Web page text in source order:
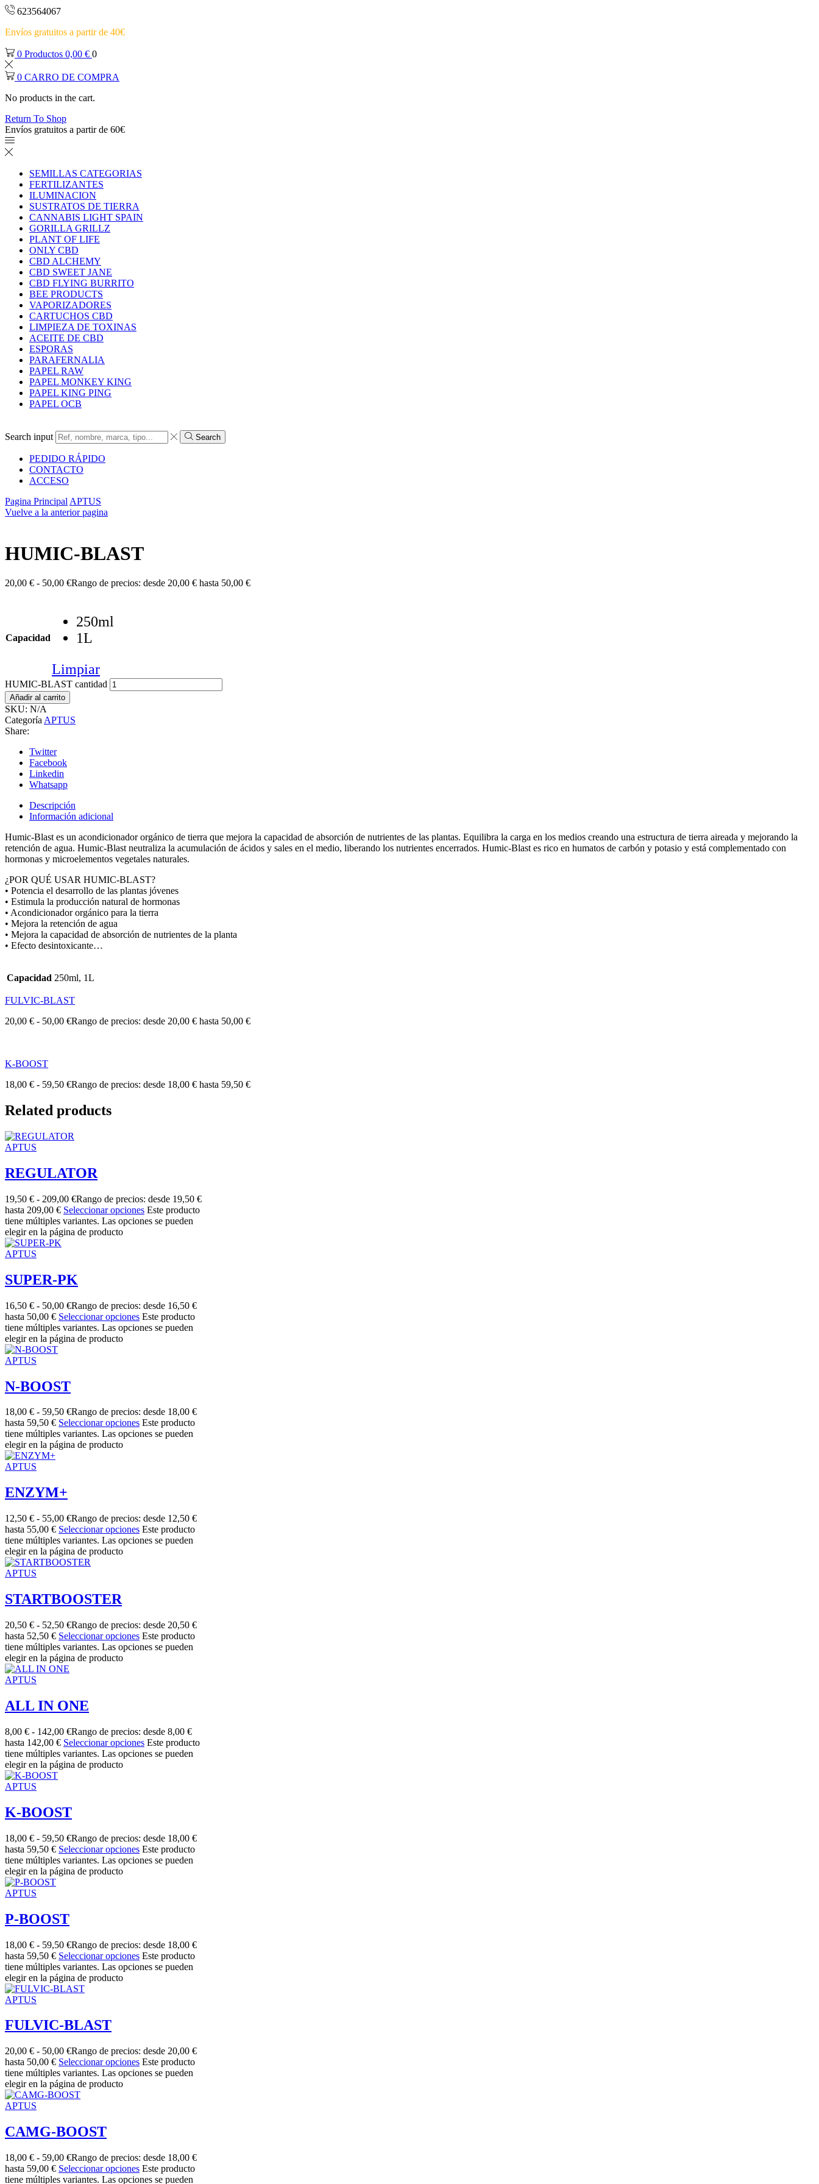
623564067
Envíos gratuitos a partir de 40€
0 Productos 0,00 € 0
0 CARRO DE COMPRA
No products in the cart.
Return To Shop
Envíos gratuitos a partir de 60€
SEMILLAS CATEGORIAS
FERTILIZANTES
ILUMINACION
SUSTRATOS DE TIERRA
CANNABIS LIGHT SPAIN
GORILLA GRILLZ
PLANT OF LIFE
ONLY CBD
CBD ALCHEMY
CBD SWEET JANE
CBD FLYING BURRITO
BEE PRODUCTS
VAPORIZADORES
CARTUCHOS CBD
LIMPIEZA DE TOXINAS
ACEITE DE CBD
ESPORAS
PARAFERNALIA
PAPEL RAW
PAPEL MONKEY KING
PAPEL KING PING
PAPEL OCB
Search input Search
PEDIDO RÁPIDO
CONTACTO
ACCESO
Pagina Principal APTUS
Vuelve a la anterior pagina
HUMIC-BLAST
20,00 € - 50,00 €Rango de precios: desde 20,00 € hasta 50,00 €
Capacidad
250ml
1L
Limpiar
HUMIC-BLAST cantidad
Añadir al carrito
SKU: N/A
Categoría APTUS
Share:
Twitter
Facebook
Linkedin
Whatsapp
Descripción
Información adicional
Humic-Blast es un acondicionador orgánico de tierra que mejora la capacidad de absorción de nutrientes de las plantas. Equilibra la carga en los medios creando una estructura de tierra aireada y mejorando la
retención de agua. Humic-Blast neutraliza la acumulación de ácidos y sales en el medio, liberando los nutrientes encerrados. Humic-Blast es rico en humatos de carbón y potasio y está complementado con
hormonas y microelementos vegetales naturales.
¿POR QUÉ USAR HUMIC-BLAST?
• Potencia el desarrollo de las plantas jóvenes
• Estimula la producción natural de hormonas
• Acondicionador orgánico para la tierra
• Mejora la retención de agua
• Mejora la capacidad de absorción de nutrientes de la planta
• Efecto desintoxicante…
Capacidad 250ml, 1L
FULVIC-BLAST
20,00 € - 50,00 €Rango de precios: desde 20,00 € hasta 50,00 €
K-BOOST
18,00 € - 59,50 €Rango de precios: desde 18,00 € hasta 59,50 €
Related products
APTUS
REGULATOR
19,50 € - 209,00 €Rango de precios: desde 19,50 €
hasta 209,00 € Seleccionar opciones Este producto
tiene múltiples variantes. Las opciones se pueden
elegir en la página de producto
APTUS
SUPER-PK
16,50 € - 50,00 €Rango de precios: desde 16,50 €
hasta 50,00 € Seleccionar opciones Este producto
tiene múltiples variantes. Las opciones se pueden
elegir en la página de producto
APTUS
N-BOOST
18,00 € - 59,50 €Rango de precios: desde 18,00 €
hasta 59,50 € Seleccionar opciones Este producto
tiene múltiples variantes. Las opciones se pueden
elegir en la página de producto
APTUS
ENZYM+
12,50 € - 55,00 €Rango de precios: desde 12,50 €
hasta 55,00 € Seleccionar opciones Este producto
tiene múltiples variantes. Las opciones se pueden
elegir en la página de producto
APTUS
STARTBOOSTER
20,50 € - 52,50 €Rango de precios: desde 20,50 €
hasta 52,50 € Seleccionar opciones Este producto
tiene múltiples variantes. Las opciones se pueden
elegir en la página de producto
APTUS
ALL IN ONE
8,00 € - 142,00 €Rango de precios: desde 8,00 €
hasta 142,00 € Seleccionar opciones Este producto
tiene múltiples variantes. Las opciones se pueden
elegir en la página de producto
APTUS
K-BOOST
18,00 € - 59,50 €Rango de precios: desde 18,00 €
hasta 59,50 € Seleccionar opciones Este producto
tiene múltiples variantes. Las opciones se pueden
elegir en la página de producto
APTUS
P-BOOST
18,00 € - 59,50 €Rango de precios: desde 18,00 €
hasta 59,50 € Seleccionar opciones Este producto
tiene múltiples variantes. Las opciones se pueden
elegir en la página de producto
APTUS
FULVIC-BLAST
20,00 € - 50,00 €Rango de precios: desde 20,00 €
hasta 50,00 € Seleccionar opciones Este producto
tiene múltiples variantes. Las opciones se pueden
elegir en la página de producto
APTUS
CAMG-BOOST
18,00 € - 59,00 €Rango de precios: desde 18,00 €
hasta 59,00 € Seleccionar opciones Este producto
tiene múltiples variantes. Las opciones se pueden